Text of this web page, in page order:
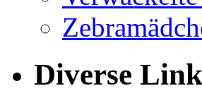
Diverse